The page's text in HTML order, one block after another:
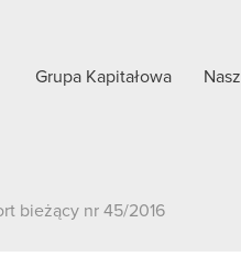
Grupa Kapitałowa
bieżący nr 45/2016